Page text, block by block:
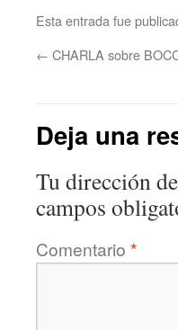
Esta entrada fue
← CHARLA sobre
Deja una
Tu dirección
campos
Comentario *